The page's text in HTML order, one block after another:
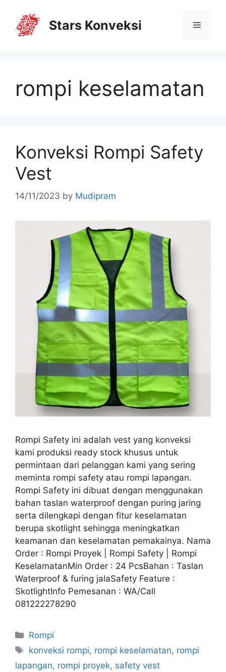
Stars Konveksi
rompi keselamatan
Konveksi Rompi Safety
Vest
14/11/2023 by Mudipram
Rompi Safety ini adalah vest yang konveksi
kami produksi ready stock khusus untuk
permintaan dari pelanggan kami yang sering
meminta rompi safety atau rompi lapangan.
Rompi Safety ini dibuat dengan menggunakan
bahan taslan waterproof dengan puring jaring
serta dilengkapi dengan fitur keselamatan
berupa skotlight sehingga meningkatkan
keamanan dan keselamatan pemakainya. Nama
Order : Rompi Proyek | Rompi Safety | Rompi
KeselamatanMin Order : 24 PcsBahan : Taslan
Waterproof & furing jalaSafety Feature :
SkotlightInfo Pemesanan : WA/Call
081222278290
Rompi
konveksi rompi, rompi keselamatan, rompi
lapangan, rompi proyek, safety vest